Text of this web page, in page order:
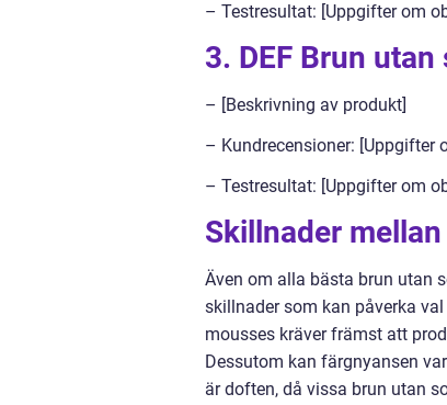
– Testresultat: [Uppgifter om
3. DEF Brun utan
– [Beskrivning av produkt]
– Kundrecensioner: [Uppgifter
– Testresultat: [Uppgifter om
Skillnader
Även om alla bästa brun utan
skillnader som kan påverka
mousses kräver främst att
Dessutom kan färgnyansen
är doften, då vissa brun utan